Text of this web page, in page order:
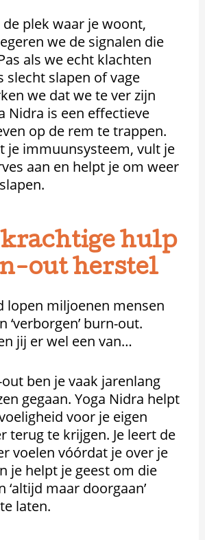
de plek waar je woont,
we de signalen die
als we echt klachten
slecht slapen of vage
we dat we te ver zijn
Nidra is een effectieve
op de rem te trappen.
je immuunsysteem, vult je
aan en helpt je om weer
krachtige hulp
out herstel
lopen miljoenen mensen
‘verborgen’ burn-out.
jij er wel een van…
ben je vaak jarenlang
gegaan. Yoga Nidra helpt
voor je eigen
terug te krijgen. Je leert de
voelen vóórdat je over je
je helpt je geest om die
‘altijd maar doorgaan’
laten.